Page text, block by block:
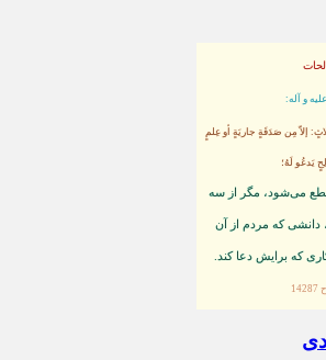
‏و‏ آله:
إلاّ مِن صَدَقَةٍ جاريَةٍ أو عِلمٍ
يَدعُو لَهُ؛
مى‌شود، مگر از سه
دانشى كه مردم از آن
كه برايش دعا كند.